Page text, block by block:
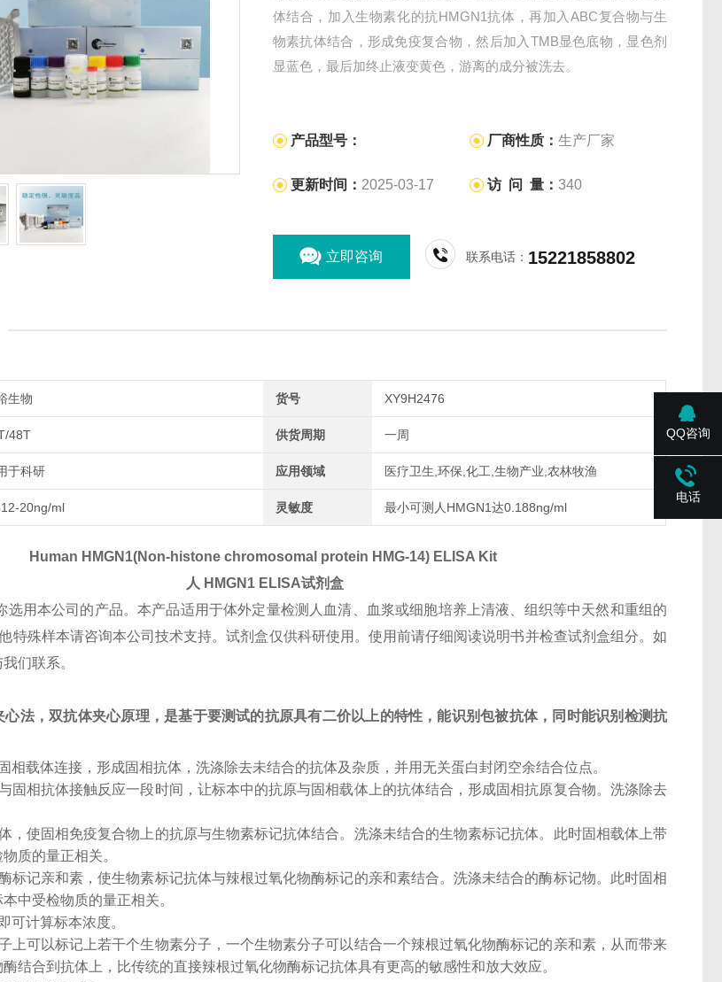
体结合，加入生物素化的抗HMGN1抗体，再加入ABC复合物与生
物素抗体结合，形成免疫复合物，然后加入TMB显色底物，显色剂
显蓝色，最后加终止液变黄色，游离的成分被洗去。
产品型号： 厂商性质：生产厂家
更新时间： 2025-03-17 访 问 量：340
立即咨询 联系电话： 15221858802
生物 货号 XY9H2476
48T 供货周期 一周
于科研 应用领域 医疗卫生,环保,化工,生物产业,农林牧渔
20ng/ml 灵敏度 最小可测人HMGN1达0.188ng/ml
Human HMGN1(Non-histone chromosomal protein HMG-14) ELISA Kit
人 HMGN1ELISA试剂盒
选用本公司的产品。本产品适用于体外定量检测人血清、血浆或细胞培养上清液、组织等中天然和重组的
特殊样本请咨询本公司技术支持。试剂盒仅供科研使用。使用前请仔细阅读说明书并检查试剂盒组分。如
们联系。
法，双抗体夹心原理，是基于要测试的抗原具有二价以上的特性，能识别包被抗体，同时能识别检测抗
相载体连接，形成固相抗体，洗涤除去未结合的抗体及杂质，并用无关蛋白封闭空余结合位点。
固相抗体接触反应一段时间，让标本中的抗原与固相载体上的抗体结合，形成固相抗原复合物。洗涤除去
，使固相免疫复合物上的抗原与生物素标记抗体结合。洗涤未结合的生物素标记抗体。此时固相载体上带
质的量正相关。
标记亲和素，使生物素标记抗体与辣根过氧化物酶标记的亲和素结合。洗涤未结合的酶标记物。此时固相
中受检物质的量正相关。
可计算标本浓度。
上可以标记上若干个生物素分子，一个生物素分子可以结合一个辣根过氧化物酶标记的亲和素，从而带来
结合到抗体上，比传统的直接辣根过氧化物酶标记抗体具有更高的敏感性和放大效应。
QQ咨询
电话